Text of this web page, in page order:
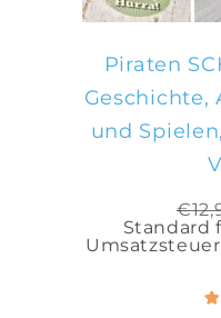
Piraten
Geschichte,
und
€
Standard